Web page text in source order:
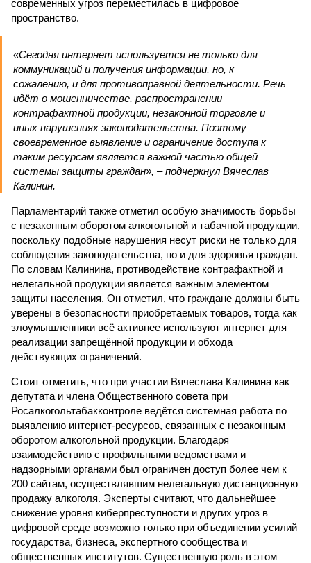
современных угроз переместилась в цифровое
пространство.
«Сегодня интернет используется не только для
коммуникаций и получения информации, но, к
сожалению, и для противоправной деятельности. Речь
идёт о мошенничестве, распространении
контрафактной продукции, незаконной торговле и
иных нарушениях законодательства. Поэтому
своевременное выявление и ограничение доступа к
таким ресурсам является важной частью общей
системы защиты граждан», – подчеркнул Вячеслав
Калинин.
Парламентарий также отметил особую значимость борьбы
с незаконным оборотом алкогольной и табачной продукции,
поскольку подобные нарушения несут риски не только для
соблюдения законодательства, но и для здоровья граждан.
По словам Калинина, противодействие контрафактной и
нелегальной продукции является важным элементом
защиты населения. Он отметил, что граждане должны быть
уверены в безопасности приобретаемых товаров, тогда как
злоумышленники всё активнее используют интернет для
реализации запрещённой продукции и обхода
действующих ограничений.
Стоит отметить, что при участии Вячеслава Калинина как
депутата и члена Общественного совета при
Росалкогольтабакконтроле ведётся системная работа по
выявлению интернет-ресурсов, связанных с незаконным
оборотом алкогольной продукции. Благодаря
взаимодействию с профильными ведомствами и
надзорными органами был ограничен доступ более чем к
200 сайтам, осуществлявшим нелегальную дистанционную
продажу алкоголя. Эксперты считают, что дальнейшее
снижение уровня киберпреступности и других угроз в
цифровой среде возможно только при объединении усилий
государства, бизнеса, экспертного сообщества и
общественных институтов. Существенную роль в этом